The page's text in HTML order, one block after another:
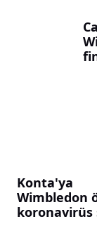
Konta'ya
Wimbledon
koronavirüs